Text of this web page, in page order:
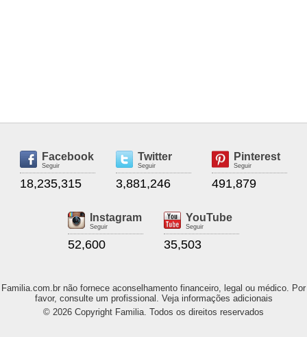
Facebook
Seguir
18,235,315
Twitter
Seguir
3,881,246
Pinterest
Seguir
491,879
Instagram
Seguir
52,600
YouTube
Seguir
35,503
Familia.com.br não fornece aconselhamento financeiro, legal ou médico. Por
favor, consulte um profissional. Veja informações adicionais
© 2026 Copyright Familia. Todos os direitos reservados